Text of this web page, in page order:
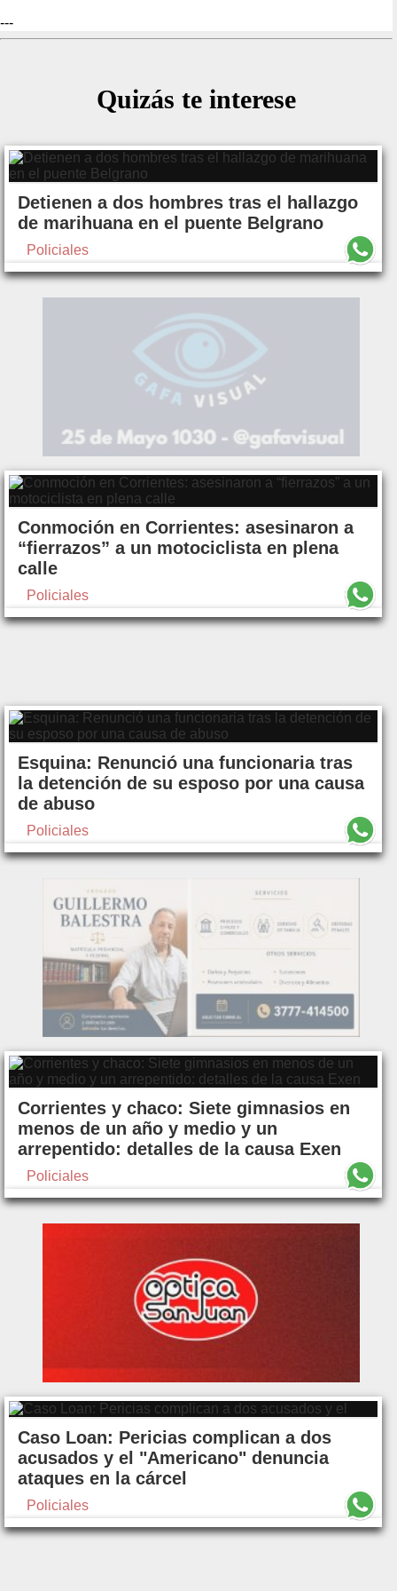
---
Quizás te interese
Detienen a dos hombres tras el hallazgo
de marihuana en el puente Belgrano
Policiales
Conmoción en Corrientes: asesinaron a
“fierrazos” a un motociclista en plena
calle
Policiales
Esquina: Renunció una funcionaria tras
la detención de su esposo por una causa
de abuso
Policiales
Corrientes y chaco: Siete gimnasios en
menos de un año y medio y un
arrepentido: detalles de la causa Exen
Policiales
Caso Loan: Pericias complican a dos
acusados y el "Americano" denuncia
ataques en la cárcel
Policiales